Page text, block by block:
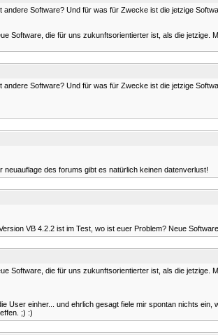
Software? Und für was für Zwecke ist die jetzige
Software, die für uns zukunftsorientierter ist, als die
Software? Und für was für Zwecke ist die jetzige
des forums gibt es natürlich keinen datenverlust!
VB 4.2.2 ist im Test, wo ist euer Problem? Neue
Software, die für uns zukunftsorientierter ist, als die
User einher... und ehrlich gesagt fiele mir spontan nichts
;) :)